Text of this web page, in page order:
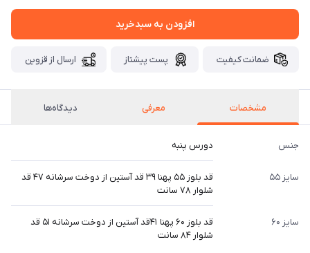
افزودن به سبدخرید
ضمانت کیفیت پست پیشتاز ارسال از قزوین
مشخصات معرفی دیدگاه‌ها
جنس دورس پنبه
سایز ۵۵
قد بلوز ۵۵ پهنا ۳۹ قد آستین از دوخت سرشانه ۴۷ قد
شلوار ۷۸ سانت
سایز ۶۰
قد بلوز ۶۰ پهنا ۴۱قد آستین از دوخت سرشانه ۵۱ قد
شلوار ۸۴ سانت